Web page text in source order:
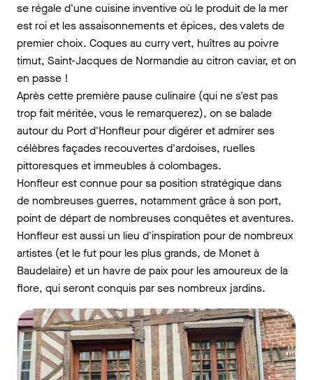
se régale d'une cuisine inventive où le produit de la mer
est roi et les assaisonnements et épices, des valets de
premier choix. Coques au curry vert, huîtres au poivre
timut, Saint-Jacques de Normandie au citron caviar, et on
en passe !
Après cette première pause culinaire (qui ne s'est pas
trop fait méritée, vous le remarquerez), on se balade
autour du Port d'Honfleur pour digérer et admirer ses
célèbres façades recouvertes d'ardoises, ruelles
pittoresques et immeubles à colombages.
Honfleur est connue pour sa position stratégique dans
de nombreuses guerres, notamment grâce à son port,
point de départ de nombreuses conquêtes et aventures.
Honfleur est aussi un lieu d'inspiration pour de nombreux
artistes (et le fut pour les plus grands, de Monet à
Baudelaire) et un havre de paix pour les amoureux de la
flore, qui seront conquis par ses nombreux jardins.